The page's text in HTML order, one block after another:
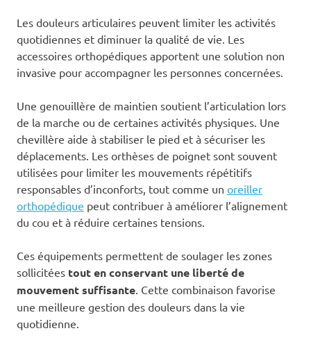
Les douleurs articulaires peuvent limiter les activités
quotidiennes et diminuer la qualité de vie. Les
accessoires orthopédiques apportent une solution non
invasive pour accompagner les personnes concernées.
Une genouillère de maintien soutient l’articulation lors
de la marche ou de certaines activités physiques. Une
chevillère aide à stabiliser le pied et à sécuriser les
déplacements. Les orthèses de poignet sont souvent
utilisées pour limiter les mouvements répétitifs
responsables d’inconforts, tout comme un oreiller
orthopédique peut contribuer à améliorer l’alignement
du cou et à réduire certaines tensions.
Ces équipements permettent de soulager les zones
sollicitées tout en conservant une liberté de
mouvement suffisante . Cette combinaison favorise
une meilleure gestion des douleurs dans la vie
quotidienne.